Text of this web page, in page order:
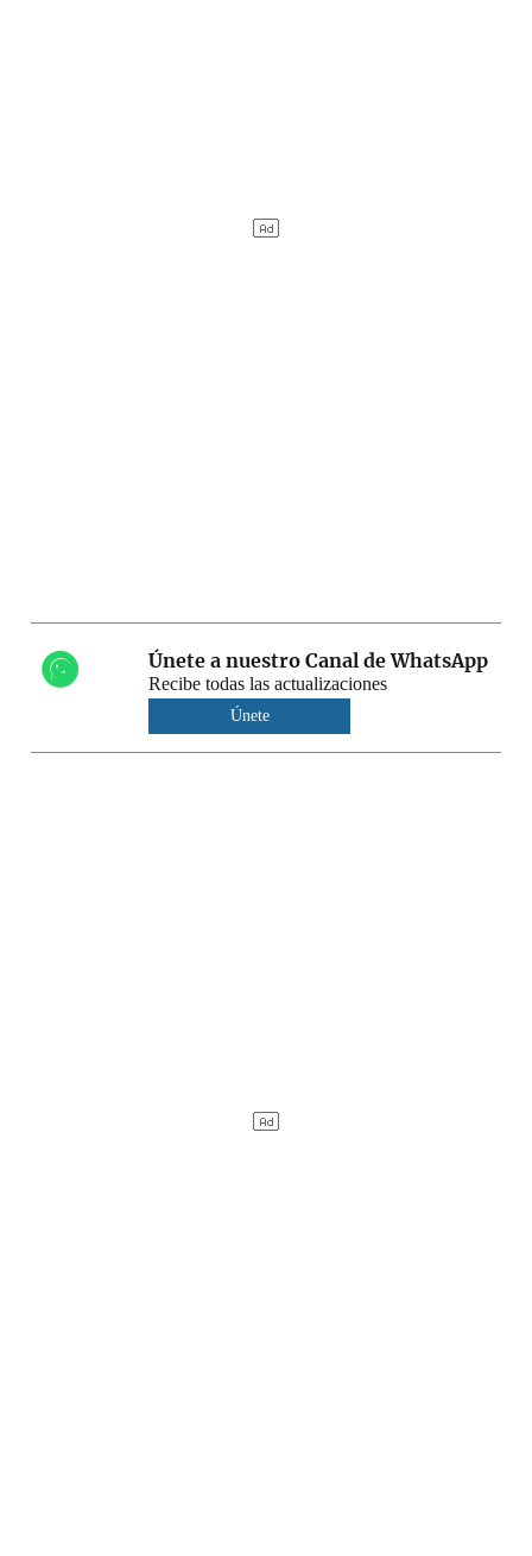
Únete a nuestro Canal de WhatsApp
Recibe todas las actualizaciones
Únete